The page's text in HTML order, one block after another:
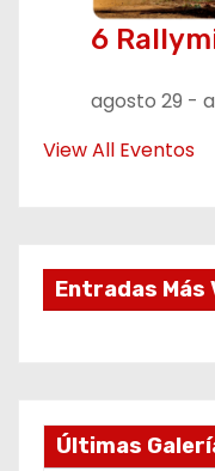
6
agosto 29 -
View All Eventos
Entradas Más
Últimas